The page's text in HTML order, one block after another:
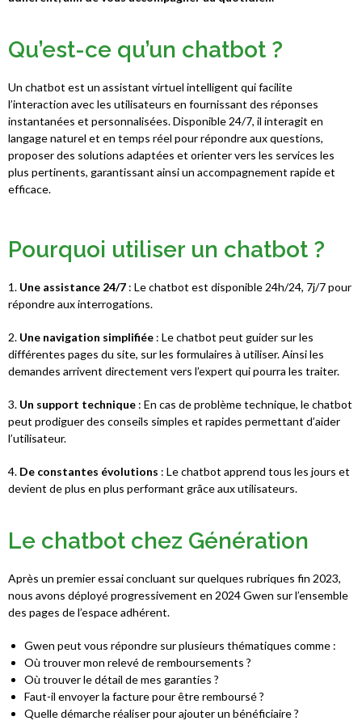
Qu’est-ce qu’un chatbot ?
Un chatbot est un assistant virtuel intelligent qui facilite
l’interaction avec les utilisateurs en fournissant des réponses
instantanées et personnalisées. Disponible 24/7, il interagit en
langage naturel et en temps réel pour répondre aux questions,
proposer des solutions adaptées et orienter vers les services les
plus pertinents, garantissant ainsi un accompagnement rapide et
efficace.
Pourquoi utiliser un chatbot ?
1. Une assistance 24/7 : Le chatbot est disponible 24h/24, 7j/7 pour
répondre aux interrogations.
2. Une navigation simplifiée : Le chatbot peut guider sur les
différentes pages du site, sur les formulaires à utiliser. Ainsi les
demandes arrivent directement vers l’expert qui pourra les traiter.
3. Un support technique : En cas de problème technique, le chatbot
peut prodiguer des conseils simples et rapides permettant d’aider
l’utilisateur.
4. De constantes évolutions : Le chatbot apprend tous les jours et
devient de plus en plus performant grâce aux utilisateurs.
Le chatbot chez Génération
Après un premier essai concluant sur quelques rubriques fin 2023,
nous avons déployé progressivement en 2024 Gwen sur l’ensemble
des pages de l’espace adhérent.
Gwen peut vous répondre sur plusieurs thématiques comme :
Où trouver mon relevé de remboursements ?
Où trouver le détail de mes garanties ?
Faut-il envoyer la facture pour être remboursé ?
Quelle démarche réaliser pour ajouter un bénéficiaire ?